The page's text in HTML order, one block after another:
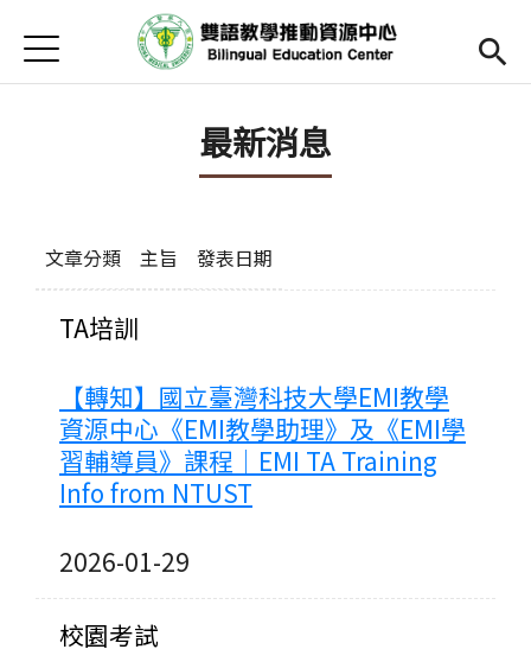
首頁
Open submenu (關於中心)
關於中心
Open submenu (學生專區)
學生專區
Open submenu (語文研習與活動)
語文研習與活動
English(link is external)
Jump to Navigation
Jump to Main content
最新消息
文章分類 主旨 發表日期
TA培訓
【轉知】國立臺灣科技大學EMI教學
資源中心《EMI教學助理》及《EMI學
習輔導員》課程｜EMI TA Training
Info from NTUST
2026-01-29
校園考試